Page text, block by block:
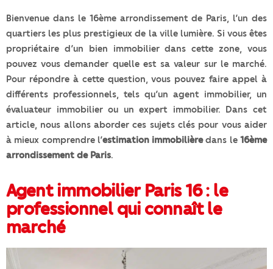
Bienvenue dans le 16ème arrondissement de Paris, l’un des
quartiers les plus prestigieux de la ville lumière. Si vous êtes
propriétaire d’un bien immobilier dans cette zone, vous
pouvez vous demander quelle est sa valeur sur le marché.
Pour répondre à cette question, vous pouvez faire appel à
différents professionnels, tels qu’un agent immobilier, un
évaluateur immobilier ou un expert immobilier. Dans cet
article, nous allons aborder ces sujets clés pour vous aider
à mieux comprendre l’estimation immobilièredans le16ème
arrondissement de Paris.
Agent immobilier Paris 16 : le
professionnel qui connaît le
marché